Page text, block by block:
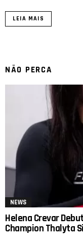
LEIA MAIS
NÃO PERCA
NEWS
Helena Crevar
Champion Thalyta